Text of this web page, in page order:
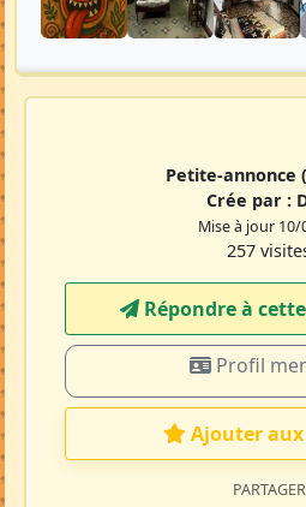
Petite-annonce
Crée par :
Mise à jour 10/
257
Répondre à
Profil
Ajouter
PARTAGER